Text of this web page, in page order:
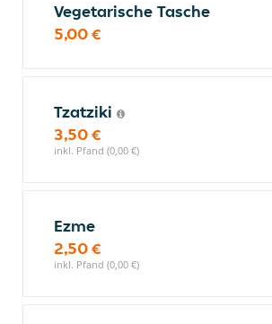
Vegetarische Tasche
5,00 €
Tzatziki
3,50 €
inkl. Pfand (0,00 €)
Ezme
2,50 €
inkl. Pfand (0,00 €)